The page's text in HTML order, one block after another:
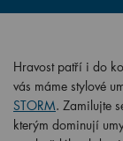
Hravost patří i do
vás máme stylové
STORM. Zamilujte
kterým dominují